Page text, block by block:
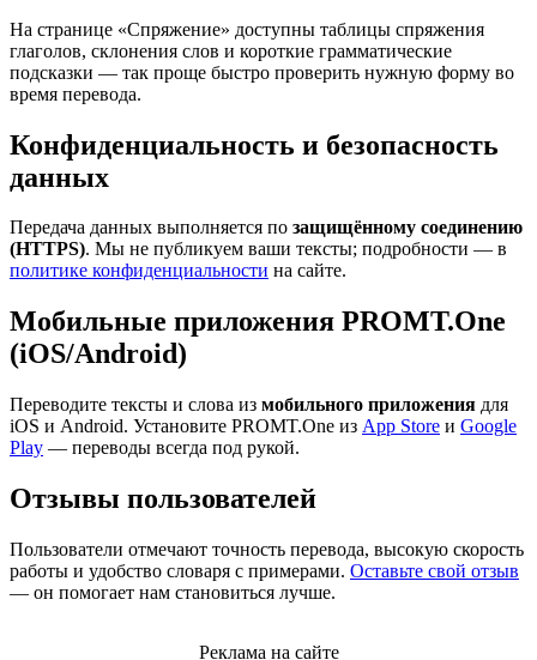
На странице «Спряжение» доступны таблицы спряжения
глаголов, склонения слов и короткие грамматические
подсказки — так проще быстро проверить нужную форму во
время перевода.
Конфиденциальность и безопасность
данных
Передача данных выполняется по защищённому соединению
(HTTPS). Мы не публикуем ваши тексты; подробности — в
политике конфиденциальности на сайте.
Мобильные приложения PROMT.One
(iOS/Android)
Переводите тексты и слова из мобильного приложения для
iOS и Android. Установите PROMT.One из App Store и Google
Play — переводы всегда под рукой.
Отзывы пользователей
Пользователи отмечают точность перевода, высокую скорость
работы и удобство словаря с примерами. Оставьте свой отзыв
— он помогает нам становиться лучше.
Реклама на сайте